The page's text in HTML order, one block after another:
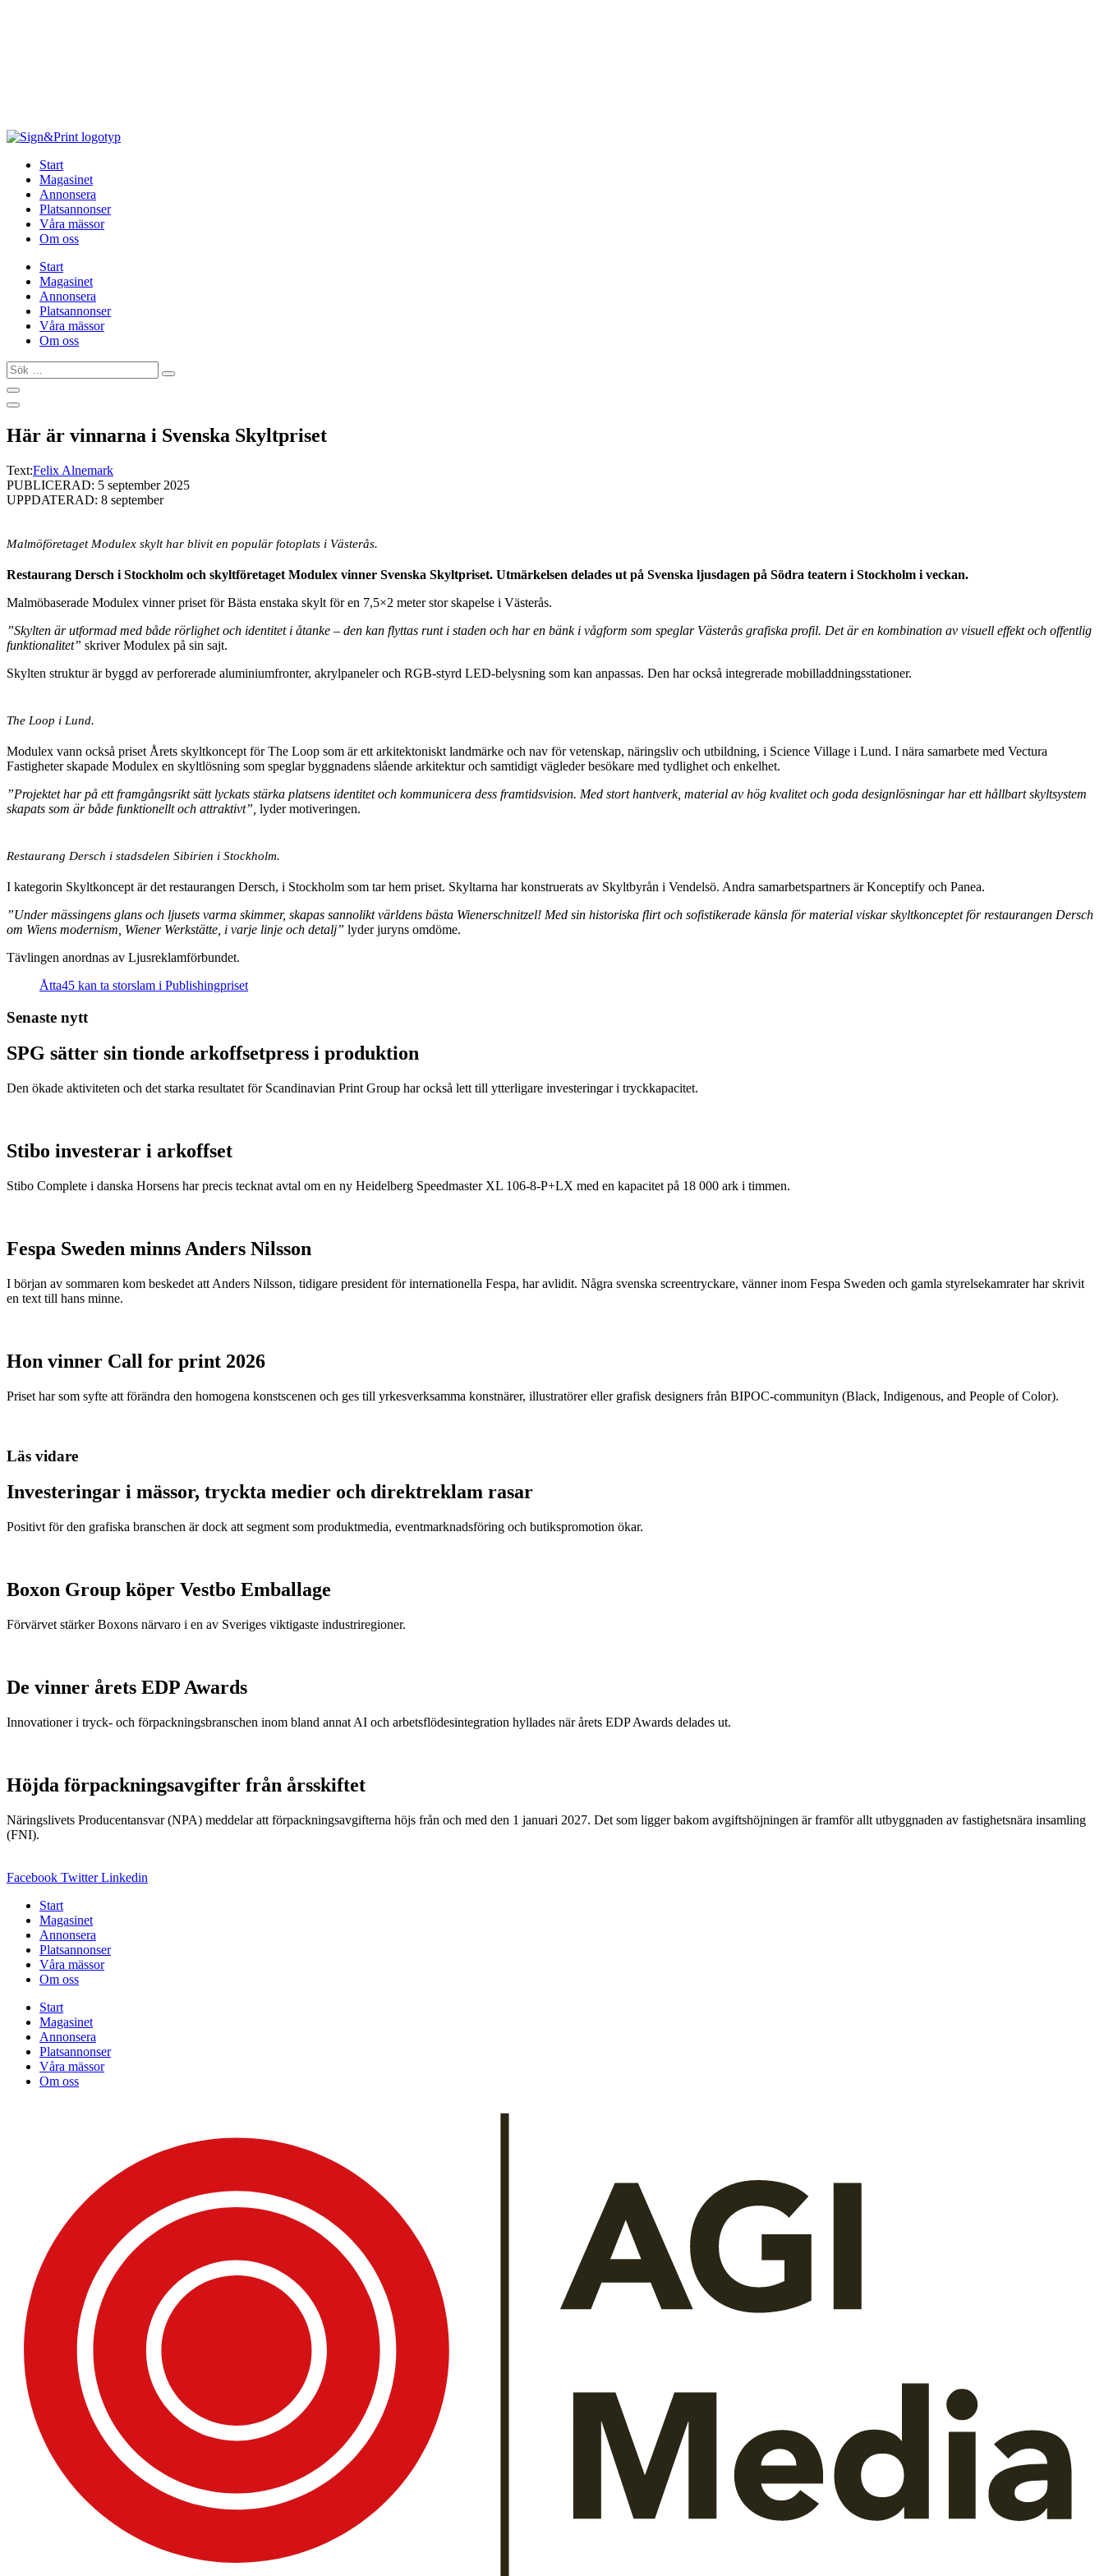
Start
Magasinet
Annonsera
Platsannonser
Våra mässor
Om oss
Start
Magasinet
Annonsera
Platsannonser
Våra mässor
Om oss
Sök
…
Här är vinnarna i Svenska Skyltpriset
Text:Felix Alnemark
PUBLICERAD: 5 september 2025
UPPDATERAD: 8 september
Malmöföretaget Modulex skylt har blivit en populär fotoplats i Västerås.
Restaurang Dersch i Stockholm och skyltföretaget Modulex vinner Svenska Skyltpriset. Utmärkelsen delades ut på Svenska ljusdagen på Södra teatern i Stockholm i veckan.
Malmöbaserade Modulex vinner priset för Bästa enstaka skylt för en 7,5×2 meter stor skapelse i Västerås.
”Skylten är utformad med både rörlighet och identitet i åtanke – den kan flyttas runt i staden och har en bänk i vågform som speglar Västerås grafiska profil. Det är en kombination av visuell effekt och offentlig
funktionalitet” skriver Modulex på sin sajt.
Skylten struktur är byggd av perforerade aluminiumfronter, akrylpaneler och RGB-styrd LED-belysning som kan anpassas. Den har också integrerade mobilladdningsstationer.
The Loop i Lund.
Modulex vann också priset Årets skyltkoncept för The Loop som är ett arkitektoniskt landmärke och nav för vetenskap, näringsliv och utbildning, i Science Village i Lund. I nära samarbete med Vectura
Fastigheter skapade Modulex en skyltlösning som speglar byggnadens slående arkitektur och samtidigt vägleder besökare med tydlighet och enkelhet.
”Projektet har på ett framgångsrikt sätt lyckats stärka platsens identitet och kommunicera dess framtidsvision. Med stort hantverk, material av hög kvalitet och goda designlösningar har ett hållbart skyltsystem
skapats som är både funktionellt och attraktivt”, lyder motiveringen.
Restaurang Dersch i stadsdelen Sibirien i Stockholm.
I kategorin Skyltkoncept är det restaurangen Dersch, i Stockholm som tar hem priset. Skyltarna har konstruerats av Skyltbyrån i Vendelsö. Andra samarbetspartners är Konceptify och Panea.
”Under mässingens glans och ljusets varma skimmer, skapas sannolikt världens bästa Wienerschnitzel! Med sin historiska flirt och sofistikerade känsla för material viskar skyltkonceptet för restaurangen Dersch
om Wiens modernism, Wiener Werkstätte, i varje linje och detalj” lyder juryns omdöme.
Tävlingen anordnas av Ljusreklamförbundet.
Åtta45 kan ta storslam i Publishingpriset
Senaste nytt
SPG sätter sin tionde arkoffsetpress i produktion
Den ökade aktiviteten och det starka resultatet för Scandinavian Print Group har också lett till ytterligare investeringar i tryckkapacitet.
Stibo investerar i arkoffset
Stibo Complete i danska Horsens har precis tecknat avtal om en ny Heidelberg Speedmaster XL 106-8-P+LX med en kapacitet på 18 000 ark i timmen.
Fespa Sweden minns Anders Nilsson
I början av sommaren kom beskedet att Anders Nilsson, tidigare president för internationella Fespa, har avlidit. Några svenska screentryckare, vänner inom Fespa Sweden och gamla styrelsekamrater har skrivit
en text till hans minne.
Hon vinner Call for print 2026
Priset har som syfte att förändra den homogena konstscenen och ges till yrkesverksamma konstnärer, illustratörer eller grafisk designers från BIPOC-communityn (Black, Indigenous, and People of Color).
Läs vidare
Investeringar i mässor, tryckta medier och direktreklam rasar
Positivt för den grafiska branschen är dock att segment som produktmedia, eventmarknadsföring och butikspromotion ökar.
Boxon Group köper Vestbo Emballage
Förvärvet stärker Boxons närvaro i en av Sveriges viktigaste industriregioner.
De vinner årets EDP Awards
Innovationer i tryck- och förpackningsbranschen inom bland annat AI och arbetsflödesintegration hyllades när årets EDP Awards delades ut.
Höjda förpackningsavgifter från årsskiftet
Näringslivets Producentansvar (NPA) meddelar att förpackningsavgifterna höjs från och med den 1 januari 2027. Det som ligger bakom avgiftshöjningen är framför allt utbyggnaden av fastighetsnära insamling
(FNI).
Facebook Twitter Linkedin
Start
Magasinet
Annonsera
Platsannonser
Våra mässor
Om oss
Start
Magasinet
Annonsera
Platsannonser
Våra mässor
Om oss